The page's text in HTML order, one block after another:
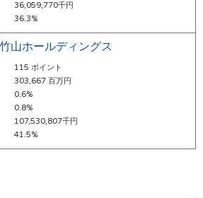
36,059,770千円
36.3%
山ホールディングス
115 ポイント
303,667 百万円
0.6%
0.8%
107,530,807千円
41.5%